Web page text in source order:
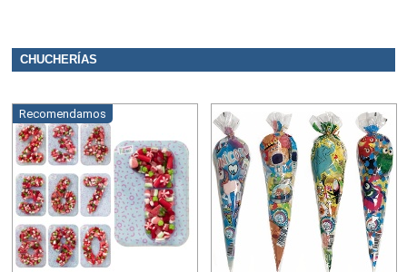
CHUCHERÍAS
Recomendamos